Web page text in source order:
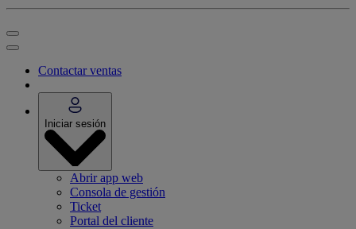
Contactar ventas
Iniciar sesión
Abrir app web
Consola de gestión
Ticket
Portal del cliente